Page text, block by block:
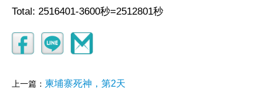
Total: 2516401-3600秒=2512801秒
上一篇： 柬埔寨死神，第2天